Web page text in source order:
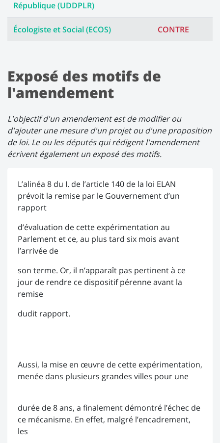
République (UDDPLR)
Écologiste et Social (ECOS) CONTRE
Exposé des motifs de
l'amendement
L'objectif d'un amendement est de modifier ou
d'ajouter une mesure d'un projet ou d'une proposition
de loi. Le ou les députés qui rédigent l'amendement
écrivent également un exposé des motifs.
L’alinéa 8 du I. de l’article 140 de la loi ELAN
prévoit la remise par le Gouvernement d’un
rapport
d’évaluation de cette expérimentation au
Parlement et ce, au plus tard six mois avant
l’arrivée de
son terme. Or, il n’apparaît pas pertinent à ce
jour de rendre ce dispositif pérenne avant la
remise
dudit rapport.
Aussi, la mise en œuvre de cette expérimentation,
menée dans plusieurs grandes villes pour une
durée de 8 ans, a finalement démontré l’échec de
ce mécanisme. En effet, malgré l’encadrement,
les